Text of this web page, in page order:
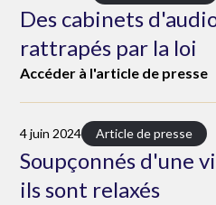
Des cabinets
rattrapés par la loi
Accéder à l'article de presse
4 juin 2024 Article de presse
Soupçonnés d'une
ils sont relaxés